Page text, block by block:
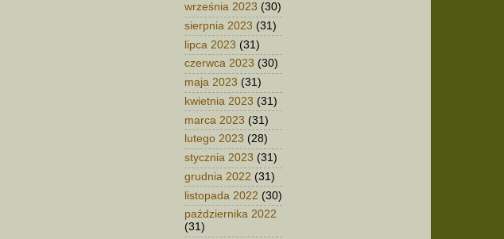
września 2023 (30)
sierpnia 2023 (31)
lipca 2023 (31)
czerwca 2023 (30)
maja 2023 (31)
kwietnia 2023 (31)
marca 2023 (31)
lutego 2023 (28)
stycznia 2023 (31)
grudnia 2022 (31)
listopada 2022 (30)
października 2022
(31)